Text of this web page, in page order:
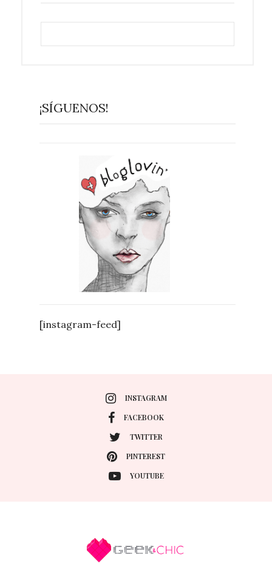
¡SÍGUENOS!
[instagram-feed]
INSTAGRAM
FACEBOOK
TWITTER
PINTEREST
YOUTUBE